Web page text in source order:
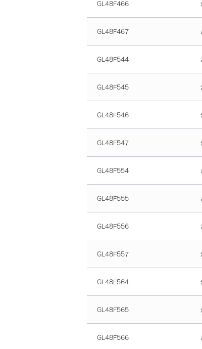
GL48F466
GL48F467
GL48F544
GL48F545
GL48F546
GL48F547
GL48F554
GL48F555
GL48F556
GL48F557
GL48F564
GL48F565
GL48F566